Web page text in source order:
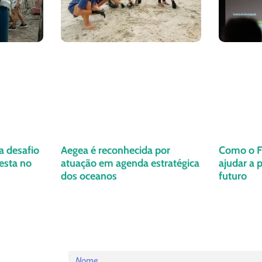
desafio
no
Aegea é reconhecida por
atuação em agenda estratégica
dos oceanos
Como o
ajudar a
futuro